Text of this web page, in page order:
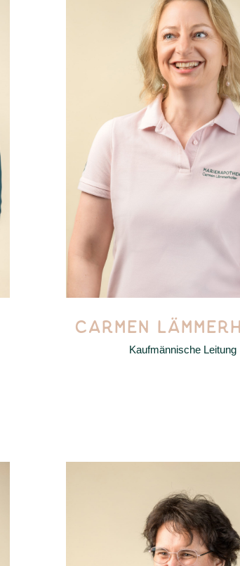
CARMEN
Kaufmännische Leitung